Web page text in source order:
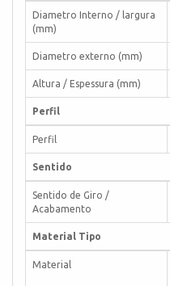
Diametro Interno / largura
(mm)
Diametro externo (mm)
Altura / Espessura (mm)
Perfil
Perfil
Sentido
Sentido de Giro /
Acabamento
Material Tipo
Material